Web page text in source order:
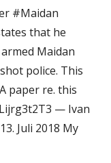
#Maidan
that he
Maidan
police. This
paper re. this
— Ivan
Juli 2018 My